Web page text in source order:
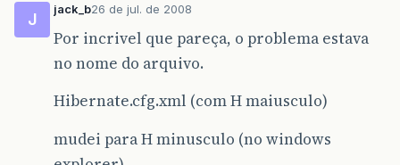
J
jack_b26 de jul. de 2008
Por incrivel que pareça, o problema estava
no nome do arquivo.
Hibernate.cfg.xml (com H maiusculo)
mudei para H minusculo (no windows